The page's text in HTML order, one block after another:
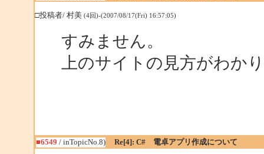
□投稿者/ 村美 (4回)-(2007/08/17(Fri) 16:57:05)
すみません。
上のサイトの見方がわか
■6549 / inTopicNo.8) Re[4]: C# 電卓アプリ作成について